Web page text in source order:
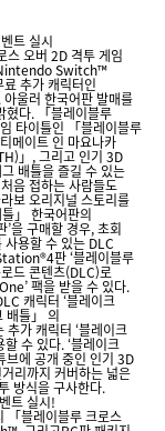
트 실시
스 오버 2D 격투 게임
Nintendo Switch™
추가 캐릭터인
아울러 한국어판 발매를
혔다. 「블레이블루
타이틀인 「블레이블루
메이트 인 마요나카
」, 그리고 인기 3D
배틀을 즐길 수 있는
음 접하는 사람들도
보 오리지널 스토리를
」 한국어판의
구매할 경우, 초회
사용할 수 있는 DLC
판 ‘블레이블루
드 콘텐츠(DLC)로
팩을 받을 수 있다.
캐릭터 ‘블레이크
배틀」 의
가 캐릭터 ‘블레이크
수 있다. ‘블레이크
에 공개 중인 인기 3D
리까지 커버하는 넓은
방식을 구사한다.
트 실시!
「블레이블루 크로스